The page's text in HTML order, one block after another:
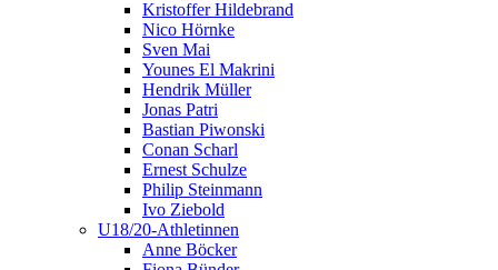
Kristoffer Hildebrand
Nico Hörnke
Sven Mai
Younes El Makrini
Hendrik Müller
Jonas Patri
Bastian Piwonski
Conan Scharl
Ernest Schulze
Philip Steinmann
Ivo Ziebold
U18/20-Athletinnen
Anne Böcker